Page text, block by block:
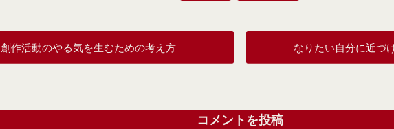
創作活動のやる気を生むための考え方 なりたい自分に近づ
コメントを投稿